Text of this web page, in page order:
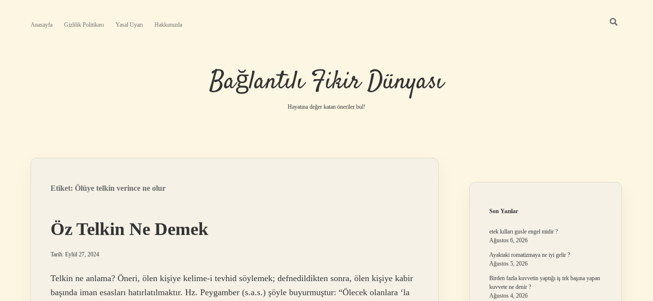
Anasayfa Gizlilik Politikası Yasal Uyarı Hakkımızda
Bağlantılı Fikir Dünyası
Hayatına değer katan öneriler bul!
Etiket: Ölüye telkin verince ne olur
Öz Telkin Ne Demek
Tarih: Eylül 27, 2024
Telkin ne anlama? Öneri, ölen kişiye kelime-i tevhid söylemek; defnedildikten sonra, ölen kişiye kabir
başında iman esasları hatırlatılmaktır. Hz. Peygamber (s.a.s.) şöyle buyurmuştur: “Ölecek olanlara ‘la
Son Yazılar
etek kılları gusle engel midir ?
Ağustos 6, 2026
Ayaktaki romatizmaya ne iyi gelir ?
Ağustos 5, 2026
Birden fazla kuvvetin yaptığı iş tek başına yapan
kuvvete ne denir ?
Ağustos 4, 2026